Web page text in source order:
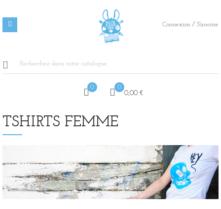
Connexion / S'inscrire
0
0
0,00 €
TSHIRTS FEMME